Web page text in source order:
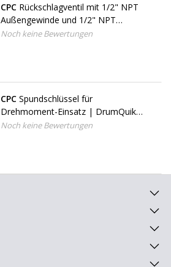
CPC Rückschlagventil mit 1/2" NPT
Außengewinde und 1/2" NPT
Innengewinde
Noch keine Bewertungen
CPC Spundschlüssel für
Drehmoment-Einsatz | DrumQuik
PRO
Noch keine Bewertungen